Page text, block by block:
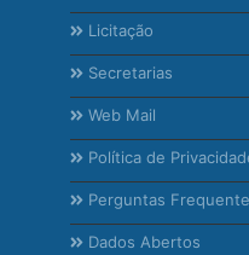
Licitação
Secretarias
Web Mail
Política de
Perguntas
Dados Abertos